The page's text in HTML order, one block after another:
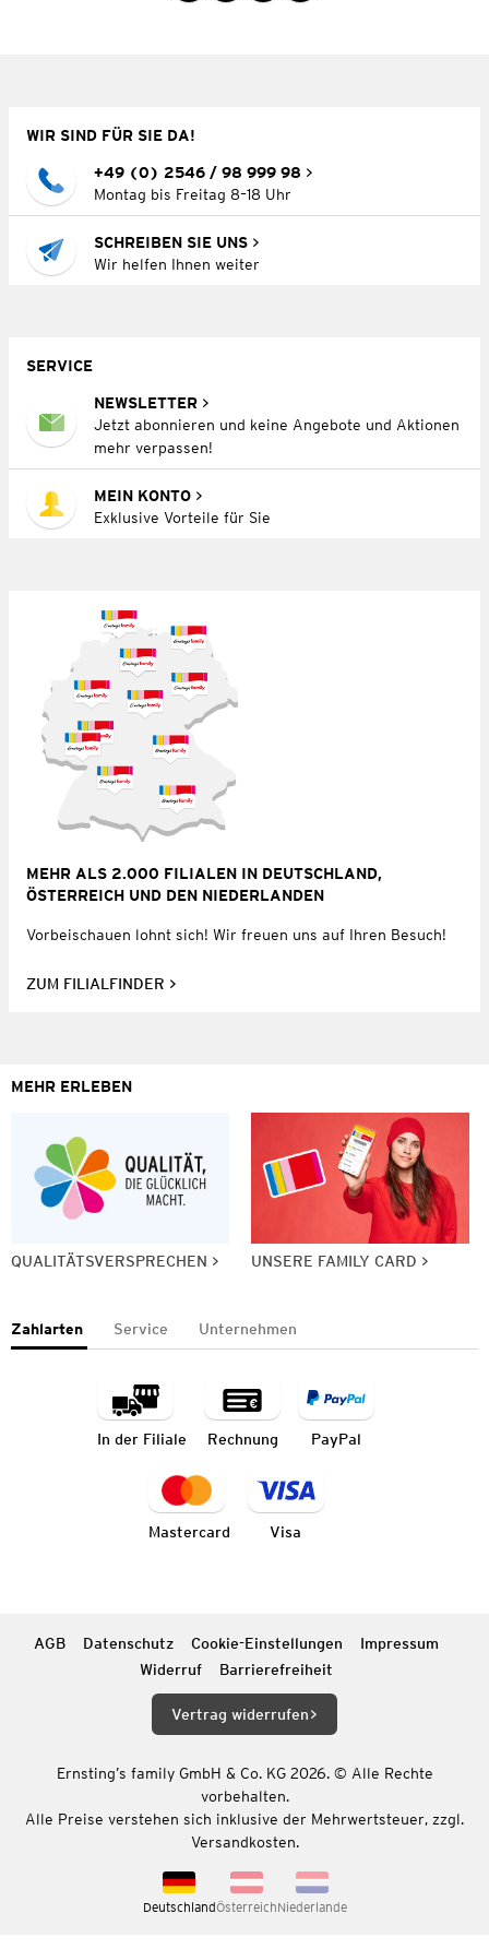
WIR SIND FÜR SIE DA!
+49 (0) 2546 / 98 999 98
Montag bis Freitag 8–18 Uhr
SCHREIBEN SIE UNS
Wir helfen Ihnen weiter
SERVICE
NEWSLETTER
Jetzt abonnieren und keine Angebote und Aktionen
mehr verpassen!
MEIN KONTO
Exklusive Vorteile für Sie
MEHR ALS 2.000 FILIALEN IN DEUTSCHLAND,
ÖSTERREICH UND DEN NIEDERLANDEN
Vorbeischauen lohnt sich! Wir freuen uns auf Ihren Besuch!
ZUM FILIALFINDER
MEHR ERLEBEN
QUALITÄTSVERSPRECHEN UNSERE FAMILY CARD
Zahlarten Service Unternehmen
In der Filiale Rechnung PayPal
Mastercard Visa
AGB Datenschutz Cookie-Einstellungen
Impressum
Widerruf
Barrierefreiheit
Vertrag widerrufen
Ernsting’s family GmbH & Co. KG 2026. © Alle Rechte
vorbehalten.
Alle Preise verstehen sich inklusive der Mehrwertsteuer, zzgl.
Versandkosten.
DeutschlandÖsterreichNiederlande